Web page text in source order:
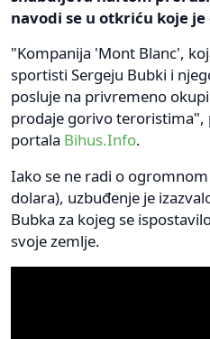
navodi se u otkriću koje
"Kompanija 'Mont Blanc',
sportisti Sergeju Bubki i
posluje na privremeno
prodaje gorivo teroristima",
portala Bihus.Info.
Iako se ne radi o
dolara), uzbuđenje je
Bubka za kojeg se
svoje zemlje.